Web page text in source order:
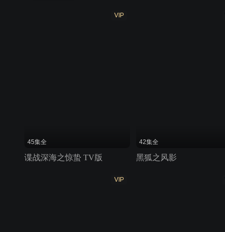
VIP
45集全
谍战深海之惊蛰 TV版
42集全
黑狐之风影
VIP